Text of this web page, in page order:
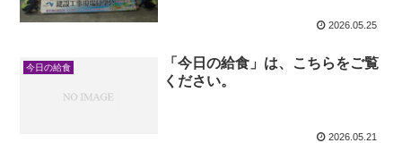
2026.05.25
今日の給食
「今日の給食」は、こちらをご覧
ください。
2026.05.21